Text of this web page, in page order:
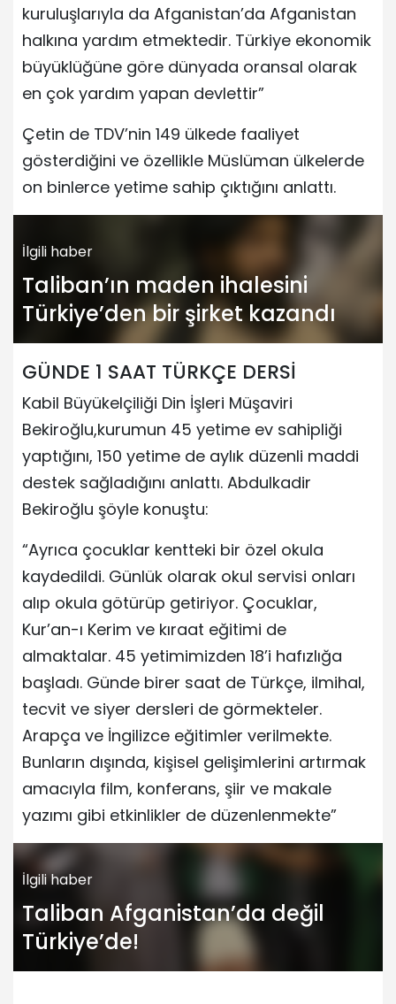
kuruluşlarıyla da Afganistan’da Afganistan
halkına yardım etmektedir. Türkiye ekonomik
büyüklüğüne göre dünyada oransal olarak
en çok yardım yapan devlettir”
Çetin de TDV’nin 149 ülkede faaliyet
gösterdiğini ve özellikle Müslüman ülkelerde
on binlerce yetime sahip çıktığını anlattı.
İlgili haber
Taliban’ın maden ihalesini
Türkiye’den bir şirket kazandı
GÜNDE 1 SAAT TÜRKÇE DERSİ
Kabil Büyükelçiliği Din İşleri Müşaviri
Bekiroğlu,kurumun 45 yetime ev sahipliği
yaptığını, 150 yetime de aylık düzenli maddi
destek sağladığını anlattı. Abdulkadir
Bekiroğlu şöyle konuştu:
“Ayrıca çocuklar kentteki bir özel okula
kaydedildi. Günlük olarak okul servisi onları
alıp okula götürüp getiriyor. Çocuklar,
Kur’an-ı Kerim ve kıraat eğitimi de
almaktalar. 45 yetimimizden 18’i hafızlığa
başladı. Günde birer saat de Türkçe, ilmihal,
tecvit ve siyer dersleri de görmekteler.
Arapça ve İngilizce eğitimler verilmekte.
Bunların dışında, kişisel gelişimlerini artırmak
amacıyla film, konferans, şiir ve makale
yazımı gibi etkinlikler de düzenlenmekte”
İlgili haber
Taliban Afganistan’da değil
Türkiye’de!